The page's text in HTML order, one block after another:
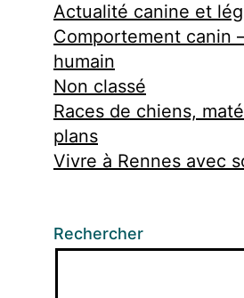
Actualité canine et
Comportement canin
humain
Non classé
Races de chiens,
plans
Vivre à Rennes avec
Rechercher